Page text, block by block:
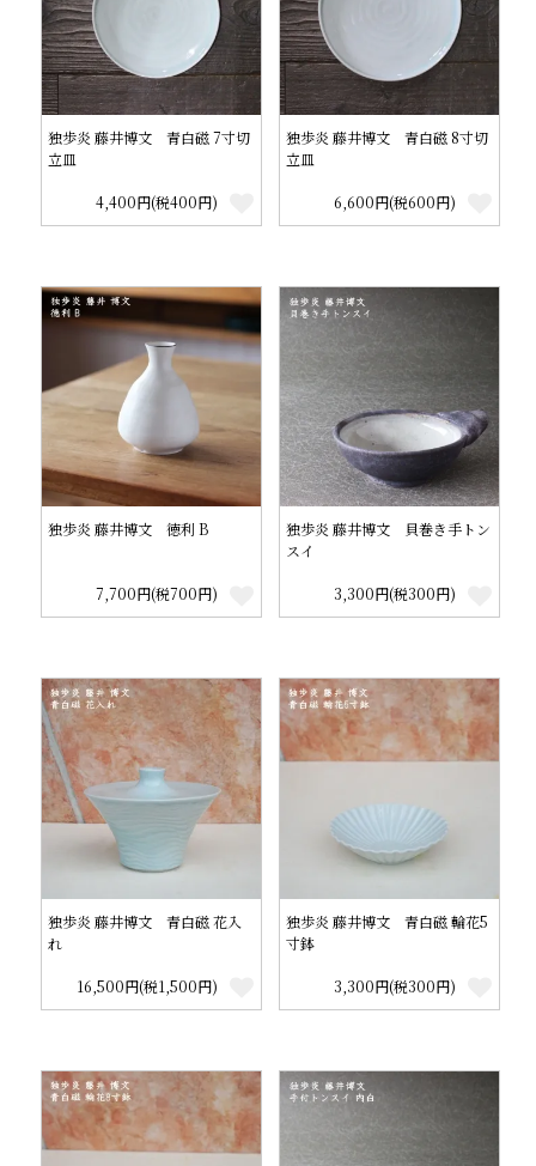
独歩炎 藤井博文 青白磁 7寸切
立皿
4,400円(税400円)
独歩炎 藤井博文 青白磁 8寸切
立皿
6,600円(税600円)
独歩炎 藤井博文 徳利 B
7,700円(税700円)
独歩炎 藤井博文 貝巻き手トン
スイ
3,300円(税300円)
独歩炎 藤井博文 青白磁 花入
れ
16,500円(税1,500円)
独歩炎 藤井博文 青白磁 輪花5
寸鉢
3,300円(税300円)